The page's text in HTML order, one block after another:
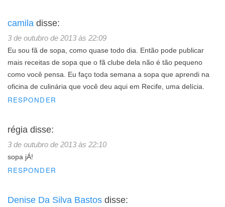
camila disse:
3 de outubro de 2013 às 22:09
Eu sou fã de sopa, como quase todo dia. Então pode publicar
mais receitas de sopa que o fã clube dela não é tão pequeno
como você pensa. Eu faço toda semana a sopa que aprendi na
oficina de culinária que você deu aqui em Recife, uma delícia.
RESPONDER
régia disse:
3 de outubro de 2013 às 22:10
sopa jÁ!
RESPONDER
Denise Da Silva Bastos disse: